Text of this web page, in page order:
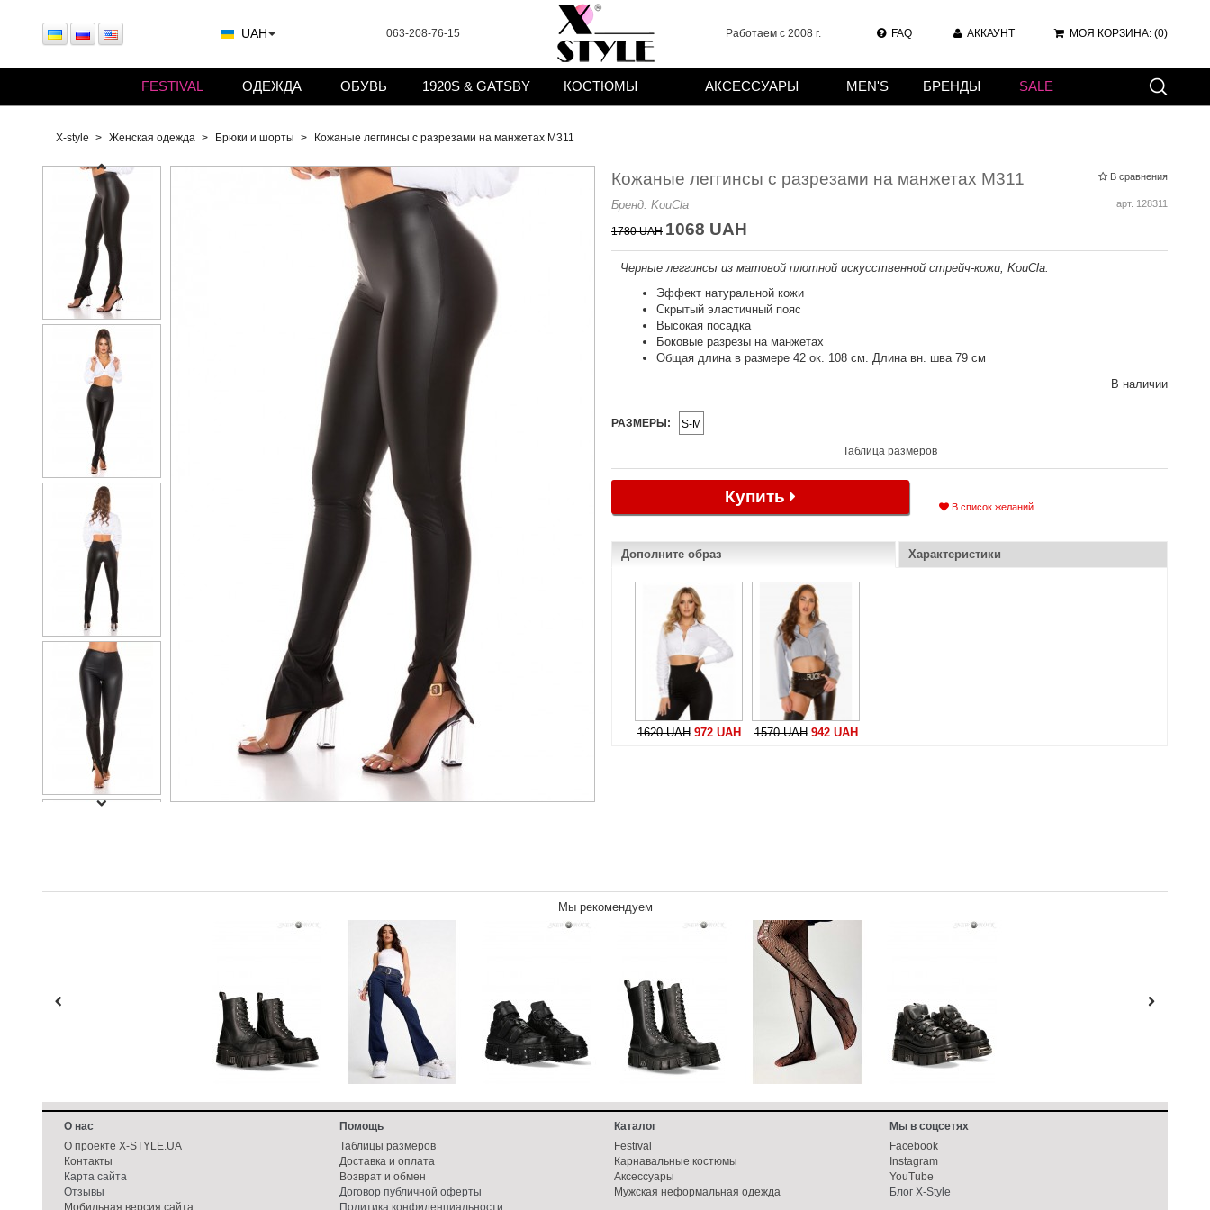
UAH 063-208-76-15 Работаем с 2008 г. FAQ АККАУНТ МОЯ КОРЗИНА: (0)
X-style Женская одежда Брюки и шорты Кожаные леггинсы с разрезами на манжетах M311
В сравнения
Кожаные леггинсы с разрезами на манжетах M311
арт. 128311
Бренд: KouCla
1780 UAH 1068 UAH
Черные леггинсы из матовой плотной искусственной стрейч-кожи, KouCla.
Эффект натуральной кожи
Скрытый эластичный пояс
Высокая посадка
Боковые разрезы на манжетах
Общая длина в размере 42 ок. 108 см. Длина вн. шва 79 см
В наличии
РАЗМЕРЫ: S-M
Таблица размеров
Купить
В список желаний
Дополните образ Характеристики
1620 UAH 972 UAH 1570 UAH 942 UAH
Мы рекомендуем
FESTIVAL ОДЕЖДА ОБУВЬ 1920S & GATSBY КОСТЮМЫ АКСЕССУАРЫ MEN'S БРЕНДЫ SALE
О нас
О проекте X-STYLE.UA
Контакты
Карта сайта
Отзывы
Мобильная версия сайта
Помощь
Таблицы размеров
Доставка и оплата
Возврат и обмен
Договор публичной оферты
Политика конфиденциальности
Каталог
Festival
Карнавальные костюмы
Аксессуары
Мужская неформальная одежда
Мы в соцсетях
Facebook
Instagram
YouTube
Блог X-Style